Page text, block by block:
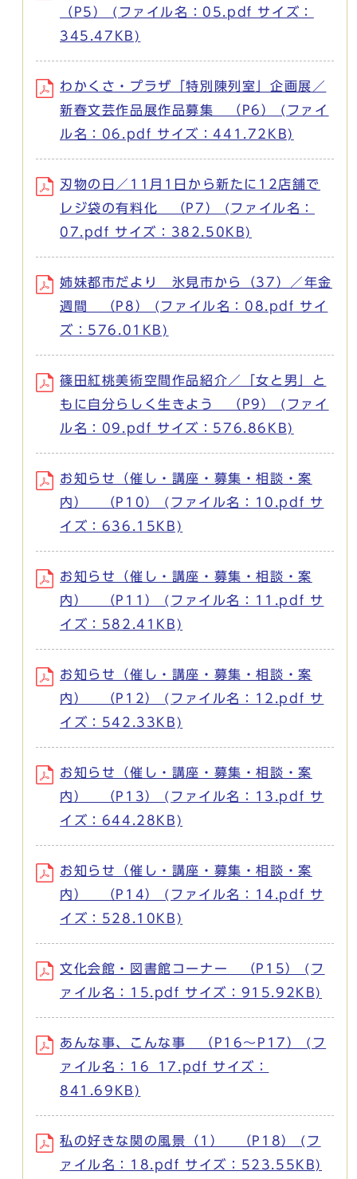
（P5） (ファイル名：05.pdf サイズ：
345.47KB)
わかくさ・プラザ「特別陳列室」企画展／
新春文芸作品展作品募集 （P6） (ファイ
ル名：06.pdf サイズ：441.72KB)
刃物の日／11月1日から新たに12店舗で
レジ袋の有料化 （P7） (ファイル名：
07.pdf サイズ：382.50KB)
姉妹都市だより 氷見市から（37）／年金
週間 （P8） (ファイル名：08.pdf サイ
ズ：576.01KB)
篠田紅桃美術空間作品紹介／「女と男」と
もに自分らしく生きよう （P9） (ファイ
ル名：09.pdf サイズ：576.86KB)
お知らせ（催し・講座・募集・相談・案
内） （P10） (ファイル名：10.pdf サ
イズ：636.15KB)
お知らせ（催し・講座・募集・相談・案
内） （P11） (ファイル名：11.pdf サ
イズ：582.41KB)
お知らせ（催し・講座・募集・相談・案
内） （P12） (ファイル名：12.pdf サ
イズ：542.33KB)
お知らせ（催し・講座・募集・相談・案
内） （P13） (ファイル名：13.pdf サ
イズ：644.28KB)
お知らせ（催し・講座・募集・相談・案
内） （P14） (ファイル名：14.pdf サ
イズ：528.10KB)
文化会館・図書館コーナー （P15） (フ
ァイル名：15.pdf サイズ：915.92KB)
あんな事、こんな事 （P16～P17） (フ
ァイル名：16_17.pdf サイズ：
841.69KB)
私の好きな関の風景（1） （P18） (フ
ァイル名：18.pdf サイズ：523.55KB)